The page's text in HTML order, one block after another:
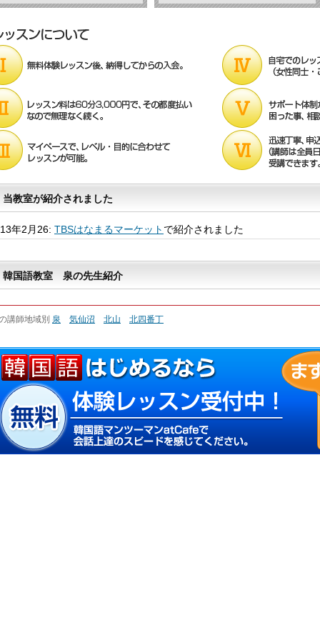
当教室が紹介されました
年2月26: TBSはなまるマーケット で紹介されました
韓国語教室 泉の先生紹介
講師地域別 泉 気仙沼 北山 北四番丁